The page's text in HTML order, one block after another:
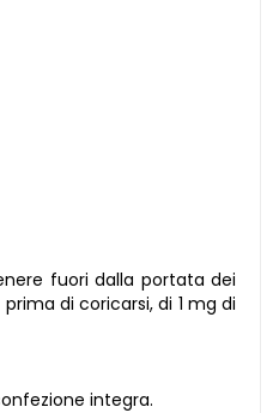
fuori dalla portata dei
di coricarsi, di 1 mg di
integra.